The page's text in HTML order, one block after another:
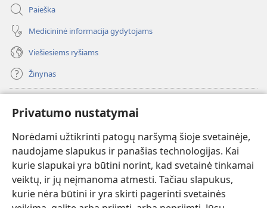
Privatumo nustatymai
Norėdami užtikrinti patogų naršymą šioje svetainėje,
naudojame slapukus ir panašias technologijas. Kai
kurie slapukai yra būtini norint, kad svetainė tinkamai
veiktų, ir jų neįmanoma atmesti. Tačiau slapukus,
kurie nėra būtini ir yra skirti pagerinti svetainės
Paieška
Medicininė informacija gydytojams
Viešiesiems ryšiams
Žinynas
(atsiveria
naujas
langas)Sargybos bokšto INTERNETINĖ BIBLIOTEKA
(atsiveria
naujas
langas)JW Hub ®
(atsiveria
naujas
langas)JW Library